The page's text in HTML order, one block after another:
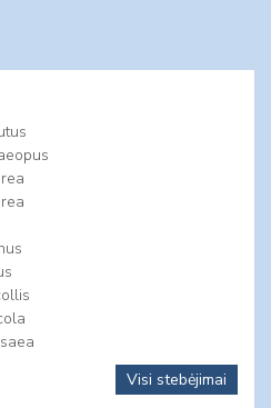
Visi stebėjimai